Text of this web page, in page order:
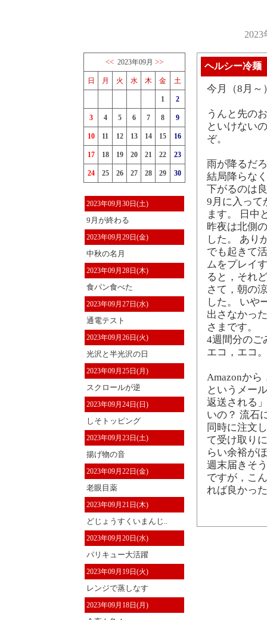
<< 2023年09月 >>
日 月 火 水 木 金 土
1 2
3 4 5 6 7 8 9
10 11 12 13 14 15 16
17 18 19 20 21 22 23
24 25 26 27 28 29 30
2023年09月30日(土)
9月が終わる
2023年09月29日(金)
中秋の名月
2023年09月28日(木)
食パン食べた
2023年09月27日(水)
通電テスト
2023年09月26日(火)
光沢と半光沢の日
2023年09月25日(月)
スクロールが逆
2023年09月24日(日)
しそトッピング
2023年09月23日(土)
揚げ物の音
2023年09月22日(金)
老眼目薬
2023年09月21日(木)
どじょうすくいまんじ..
2023年09月20日(水)
パリキュー大活躍
2023年09月19日(火)
レンジで蒸しなす
2023年09月18日(月)
ヘルシー冷麺
今月（8月～
うんと先の
といけない
ぞ。
雨が降るだ
結局降らな
下がるのは
9月に入って
ます。 日中
昨夜は北側
した。 あり
でも起きて
ムをプレイ
ると，それ
さて，朝の
した。 いや
出さなかっ
さまです。
4週間分のご
エコ，エコ。
Amazonから
というメー
返送される
いの？ 流石
同時に注文
て受け取り
らい余裕が
週末届きそ
ですが，こ
れば良かっ